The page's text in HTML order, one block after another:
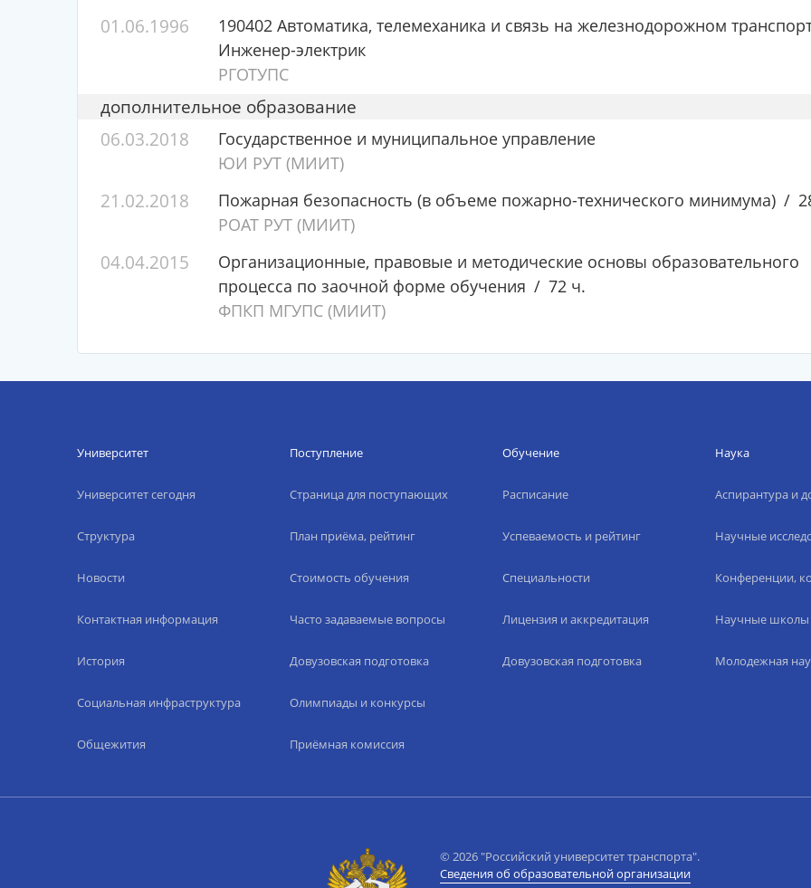
01.06.1996
190402 Автоматика, телемеханика и связь на железнодорожном
Инженер-электрик
РГОТУПС
дополнительное образование
06.03.2018
Государственное и муниципальное управление
ЮИ РУТ (МИИТ)
21.02.2018 Пожарная безопасность (в объеме пожарно-технического минимума)
РОАТ РУТ (МИИТ)
04.04.2015
Организационные, правовые и методические основы образовательного
процесса по заочной форме обучения
72 ч.
ФПКП МГУПС (МИИТ)
Университет
Университет сегодня
Структура
Новости
Контактная информация
История
Социальная инфраструктура
Общежития
Поступление
Страница для поступающих
План приёма, рейтинг
Стоимость обучения
Часто задаваемые вопросы
Довузовская подготовка
Олимпиады и конкурсы
Приёмная комиссия
Обучение
Расписание
Успеваемость и рейтинг
Специальности
Лицензия и аккредитация
Довузовская подготовка
Наука
Аспирантура и
Научные
Конференции,
Научные школы
Молодежная
© 2026 "Российский университет транспорта".
Сведения об образовательной организации